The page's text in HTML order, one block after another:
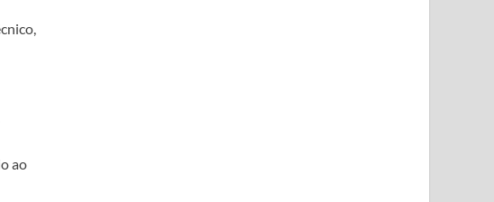
ao